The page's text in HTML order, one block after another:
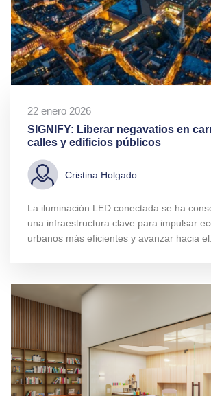
22 enero 2026
SIGNIFY: Liberar negavatios en
calles y edificios públicos
Cristina Holgado
La iluminación LED conectada se ha
una infraestructura clave para impulsar
urbanos más eficientes y avanzar hacia